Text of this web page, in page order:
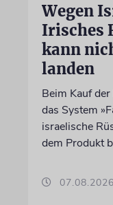
Wegen
Irisches
kann
landen
Beim Kauf
das System
israelische
dem Produkt
07.08.2026